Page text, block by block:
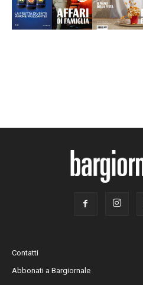
Contatti
Abbonati a Bargiornale